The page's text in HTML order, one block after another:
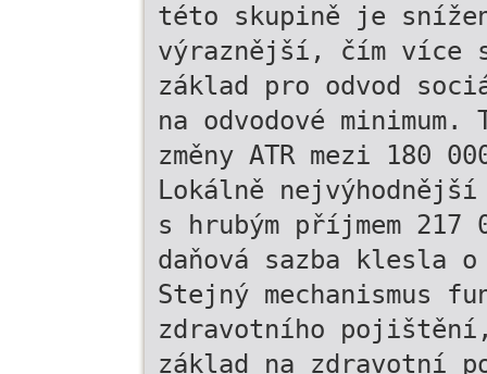
této skupině je
výraznější, čím více
základ pro odvod
na odvodové minimum.
změny ATR mezi 180
Lokálně
s hrubým příjmem
daňová sazba klesla
Stejný mechanismus
zdravotního
základ na zdravotní